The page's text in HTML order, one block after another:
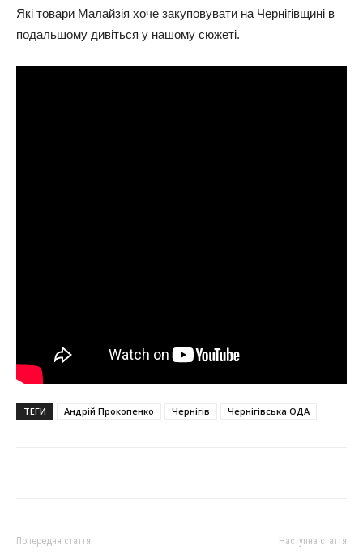
Які товари Малайзія хоче закуповувати на Чернігівщині в
подальшому дивіться у нашому сюжеті.
ТЕГИ Андрій Прокопенко Чернігів Чернігівська ОДА
Попередня стаття Наступна стаття